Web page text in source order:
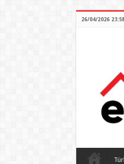
26/04/2026